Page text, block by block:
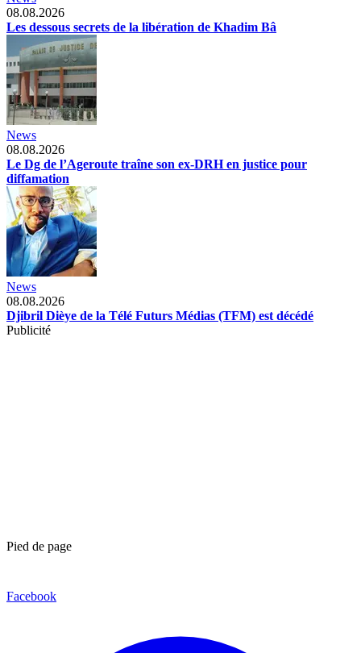
08.08.2026
Les dessous secrets de la libération de Khadim Bâ
News
08.08.2026
Le Dg de l’Ageroute traîne son ex-DRH en justice pour
diffamation
News
08.08.2026
Djibril Dièye de la Télé Futurs Médias (TFM) est décédé
Publicité
Pied de page
Facebook